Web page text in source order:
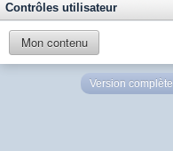
Contrôles utilisateur
Mon contenu
Version complète